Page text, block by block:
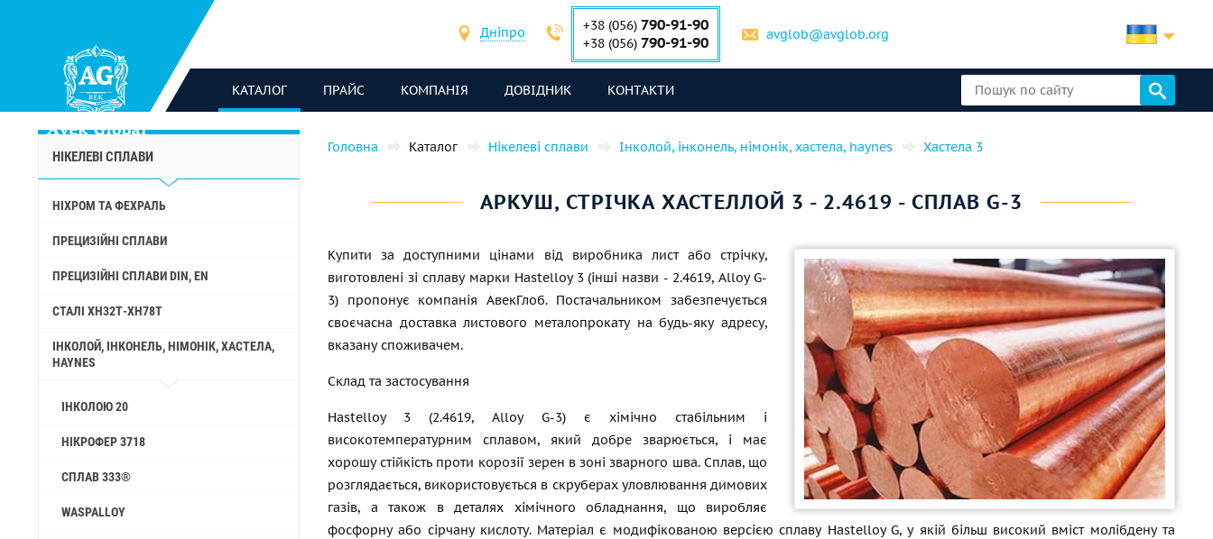
Дніпро +38 (056) 790-91-90
+38 (056) 790-91-90 avglob@avglob.org
КАТАЛОГ ПРАЙС КОМПАНІЯ ДОВІДНИК КОНТАКТИ
НІКЕЛЕВІ СПЛАВИ
НІХРОМ ТА ФЕХРАЛЬ
ПРЕЦИЗІЙНІ СПЛАВИ
ПРЕЦИЗІЙНІ СПЛАВИ DIN, EN
СТАЛІ ХН32Т-ХН78Т
ІНКОЛОЙ, ІНКОНЕЛЬ, НІМОНІК, ХАСТЕЛА,
HAYNES
ІНКОЛОЮ 20
НІКРОФЕР 3718
СПЛАВ 333®
WASPALLOY
Головна Каталог Нікелеві сплави Інколой, інконель, німонік, хастела, haynes Хастела 3
АРКУШ, СТРІЧКА ХАСТЕЛЛОЙ 3 - 2.4619 - СПЛАВ G-3
Купити за доступними цінами від виробника лист або стрічку,
виготовлені зі сплаву марки Hastelloy 3 (інші назви - 2.4619, Alloy G-
3) пропонує компанія АвекГлоб. Постачальником забезпечується
своєчасна доставка листового металопрокату на будь-яку адресу,
вказану споживачем.
Склад та застосування
Hastelloy 3 (2.4619, Alloy G-3) є хімічно стабільним і
високотемпературним сплавом, який добре зварюється, і має
хорошу стійкість проти корозії зерен в зоні зварного шва. Сплав, що
розглядається, використовується в скруберах уловлювання димових
газів, а також в деталях хімічного обладнання, що виробляє
фосфорну або сірчану кислоту. Матеріал є модифікованою версією сплаву Hastelloy G, у якій більш високий вміст молібдену та